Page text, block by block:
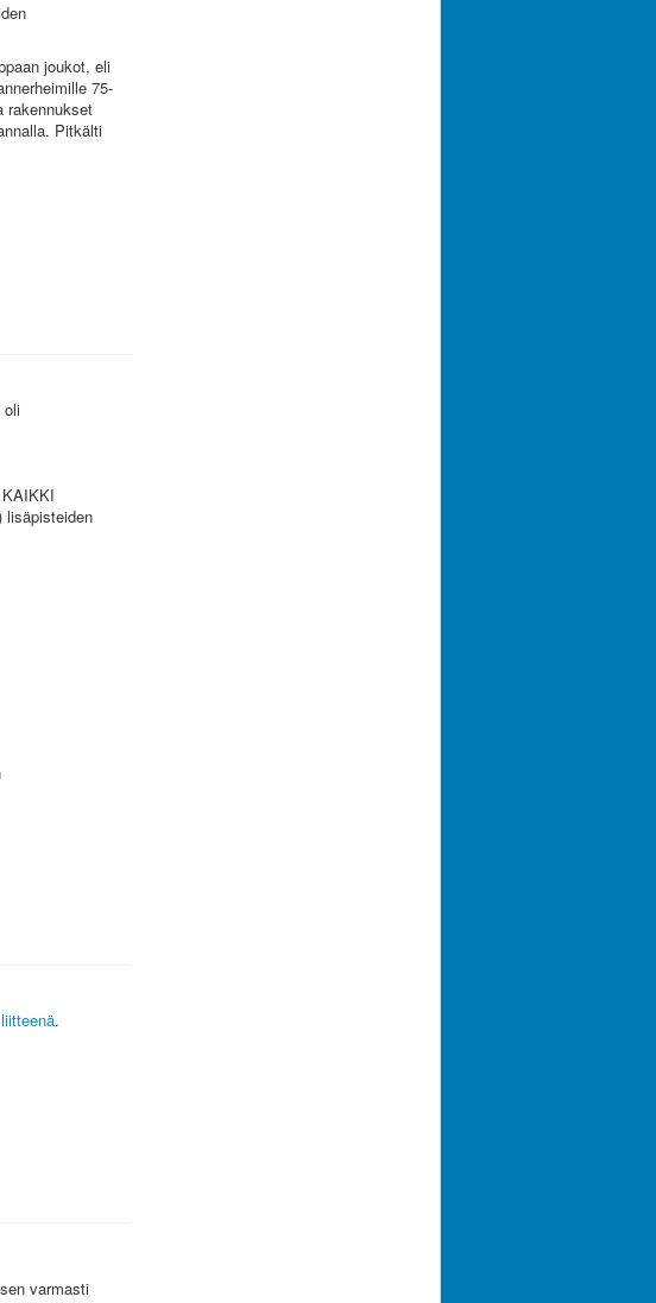
joukot, eli
75-
rakennukset
Pitkälti
oli
lisäpisteiden
.
varmasti